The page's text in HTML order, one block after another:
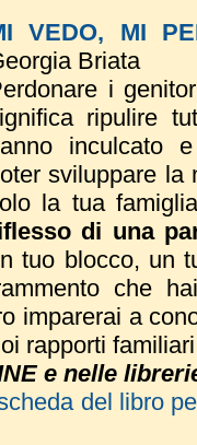
VEDO, MI
Briata
i
ripulire
inculcato
sviluppare
la tua
di una
tuo blocco, un
che
imparerai a
rapporti
e nelle
del libro